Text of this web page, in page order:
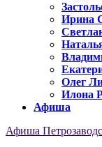
Ирина
Олег
Илона
Афиша
Афиша